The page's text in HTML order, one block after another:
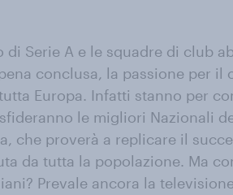
Serie A e le squadre di club
conclusa, la passione per il
Europa. Infatti stanno per
le migliori Nazionali
che proverà a replicare il
da tutta la popolazione. Ma
Prevale ancora la